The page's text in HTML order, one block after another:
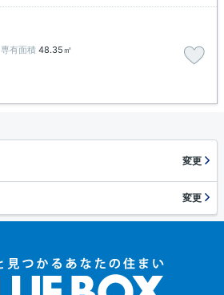
専有面積 48.35㎡
変更
変更